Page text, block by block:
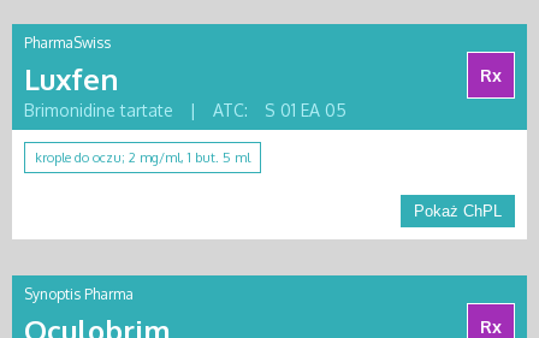
PharmaSwiss
Luxfen
Rx
Brimonidine tartate
| ATC: S 01 EA 05
krople do oczu; 2 mg/ml, 1 but. 5 ml
Pokaż ChPL
Synoptis Pharma
Oculobrim
Rx